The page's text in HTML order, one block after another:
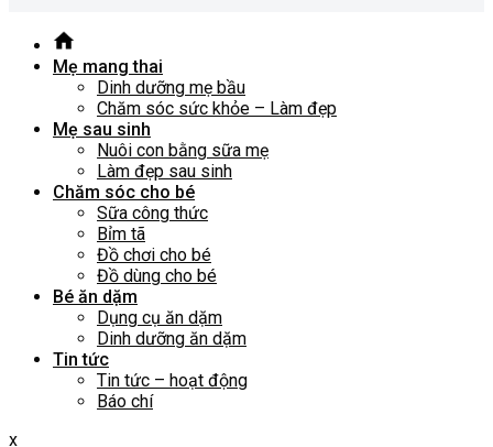
Mẹ mang thai
Dinh dưỡng mẹ bầu
Chăm sóc sức khỏe – Làm đẹp
Mẹ sau sinh
Nuôi con bằng sữa mẹ
Làm đẹp sau sinh
Chăm sóc cho bé
Sữa công thức
Bỉm tã
Đồ chơi cho bé
Đồ dùng cho bé
Bé ăn dặm
Dụng cụ ăn dặm
Dinh dưỡng ăn dặm
Tin tức
Tin tức – hoạt động
Báo chí
x